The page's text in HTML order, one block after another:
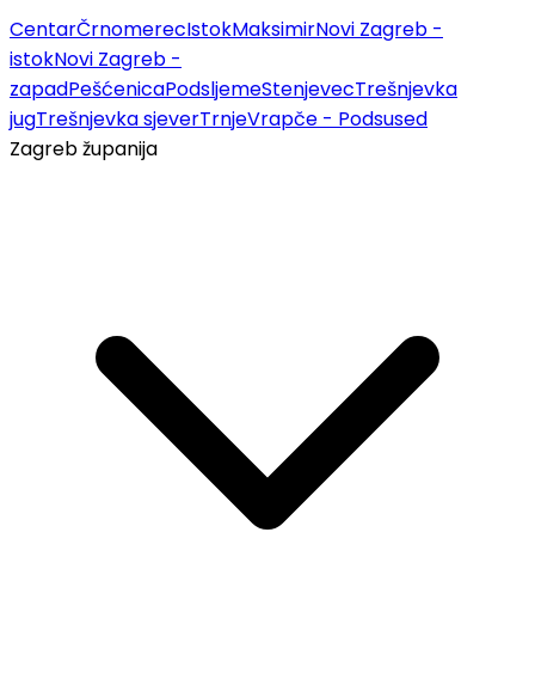
CentarČrnomerecIstokMaksimirNovi Zagreb -
istokNovi Zagreb -
zapadPešćenicaPodsljemeStenjevecTrešnjevka
jugTrešnjevka sjeverTrnjeVrapče - Podsused
Zagreb županija